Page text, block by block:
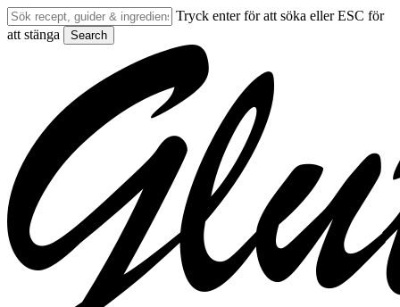
Skip
to
Tryck enter för att söka eller ESC för
att stänga
Search